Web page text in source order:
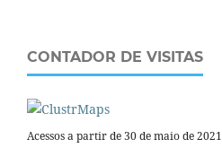
CONTADOR DE VISITAS
Acessos a partir de 30 de maio de 2021